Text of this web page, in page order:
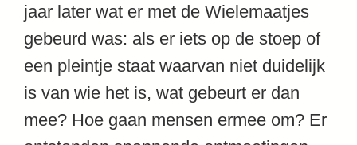
jaar later wat er met de Wielemaatjes
gebeurd was: als er iets op de stoep of
een pleintje staat waarvan niet duidelijk
is van wie het is, wat gebeurt er dan
mee? Hoe gaan mensen ermee om? Er